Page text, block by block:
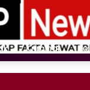
Kriminal